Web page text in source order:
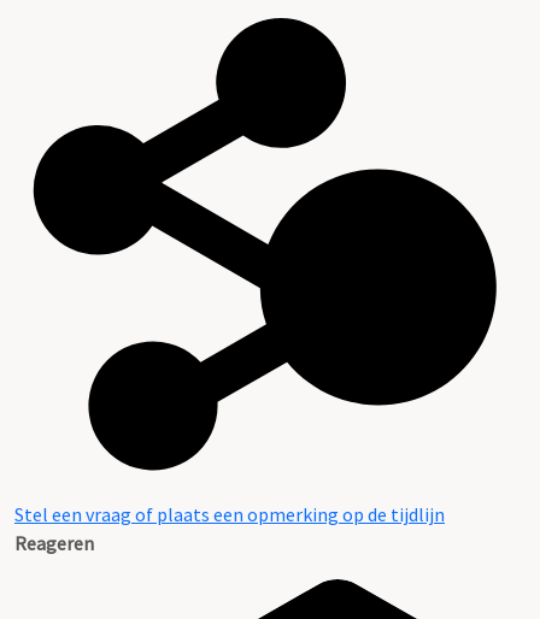
Stel een vraag of plaats een opmerking op de tijdlijn
Reageren